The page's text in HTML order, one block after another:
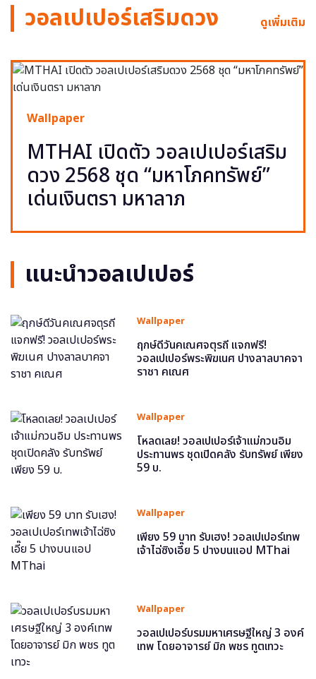
วอลเปเปอร์เสริมดวง ดูเพิ่มเติม
Wallpaper
MTHAI เปิดตัว วอลเปเปอร์เสริม
ดวง 2568 ชุด “มหาโภคทรัพย์”
เด่นเงินตรา มหาลาภ
แนะนำวอลเปเปอร์
Wallpaper
ฤกษ์ดีวันคเณศจตุรถี แจกฟรี!
วอลเปเปอร์พระพิฆเนศ ปางลาลบาคจา
ราชา คเณศ
Wallpaper
โหลดเลย! วอลเปเปอร์เจ้าแม่กวนอิม
ประทานพร ชุดเปิดคลัง รับทรัพย์ เพียง
59 บ.
Wallpaper
เพียง 59 บาท รับเฮง! วอลเปเปอร์เทพ
เจ้าไฉ่ซิงเอี๊ย 5 ปางบนแอป MThai
Wallpaper
วอลเปเปอร์บรมมหาเศรษฐีใหญ่ 3 องค์
เทพ โดยอาจารย์ มิก พชร ทูตเทวะ